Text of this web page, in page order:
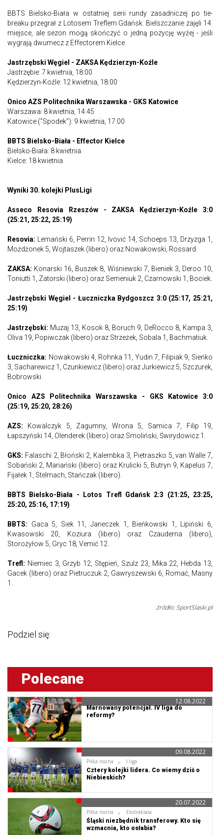
BBTS Bielsko-Biała w ostatniej serii rundy zasadniczej po tie-
breaku przegrał z Lotosem Treflem Gdańsk. Bielszczanie zajęli 14.
miejsce, ale sezon mogą skończyć o jedną pozycję wyżej - jeśli
wygrają dwumecz z Effectorem Kielce.
Jastrzębski Węgiel - ZAKSA Kędzierzyn-Koźle
Jastrzębie: 7 kwietnia, 18:00
Kędzierzyn-Koźle: 12 kwietnia, 18:00
Onico AZS Politechnika Warszawska - GKS Katowice
Warszawa: 8 kwietnia, 14:45
Katowice ("Spodek"): 9 kwietnia, 17:00
BBTS Bielsko-Biała - Effector Kielce
Bielsko-Biała: 8 kwietnia
Kielce: 18 kwietnia
Wyniki 30. kolejki PlusLigi
Asseco Resovia Rzeszów - ZAKSA Kędzierzyn-Koźle 3:0
(25:21, 25:22, 25:19)
Resovia: Lemański 6, Perrin 12, Ivović 14, Schoeps 13, Drzyzga 1,
Możdżonek 5, Wojtaszek (libero) oraz Nowakowski, Rossard.
ZAKSA: Konarski 16, Buszek 8, Wiśniewski 7, Bieniek 3, Deroo 10,
Toniutti 1, Zatorski (libero) oraz Semeniuk 2, Czarnowski 1, Bociek.
Jastrzębski Węgiel - Łuczniczka Bydgoszcz 3:0 (25:17, 25:21,
25:19)
Jastrzębski: Muzaj 13, Kosok 8, Boruch 9, DeRocco 8, Kampa 3,
Oliva 19, Popiwczak (libero) oraz Strzeżek, Sobala 1, Bachmatiuk.
Łuczniczka: Nowakowski 4, Rohnka 11, Yudin 7, Filipiak 9, Sieńko
3, Sacharewicz 1, Czunkiewicz (libero) oraz Jurkiewicz 5, Szczurek,
Bobrowski.
Onico AZS Politechnika Warszawska - GKS Katowice 3:0
(25:19, 25:20, 28:26)
AZS: Kowalczyk 5, Zagumny, Wrona 5, Samica 7, Filip 19,
Łapszyński 14, Olenderek (libero) oraz Smoliński, Świrydowicz 1.
GKS: Falaschi 2, Błoński 2, Kalembka 3, Pietraszko 5, van Walle 7,
Sobański 2, Mariański (libero) oraz Krulicki 5, Butryn 9, Kapelus 7,
Fijałek 1, Stelmach, Stańczak (libero).
BBTS Bielsko-Biała - Lotos Trefl Gdańsk 2:3 (21:25, 23:25,
25:20, 25:16, 17:19)
BBTS: Gaca 5, Siek 11, Janeczek 1, Bieńkowski 1, Lipiński 6,
Kwasowski 20, Koziura (libero) oraz Czauderna (libero),
Storożyłow 5, Gryc 18, Vemić 12.
Trefl: Niemiec 3, Grzyb 12, Stępień, Szulz 23, Mika 22, Hebda 13,
Gacek (libero) oraz Pietruczuk 2, Gawryszewski 6, Romać, Masny
1.
źródło: SportSlaski.pl
Podziel się:
Polecane
Marnowany potencjał. IV liga do
reformy?
12.08.2022
Piłka nożna
I liga
Cztery kolejki lidera. Co wiemy dziś o
Niebieskich?
09.08.2022
Piłka nożna
Ekstraklasa
Śląski niezbędnik transferowy. Kto się
wzmacnia, kto osłabia?
20.07.2022